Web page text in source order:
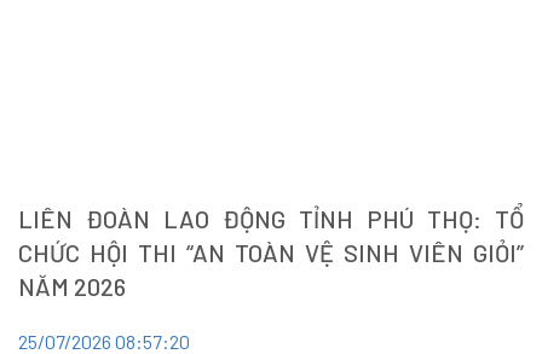
LIÊN ĐOÀN LAO ĐỘNG TỈNH PHÚ THỌ: TỔ
CHỨC HỘI THI “AN TOÀN VỆ SINH VIÊN GIỎI”
NĂM 2026
25/07/2026 08:57:20